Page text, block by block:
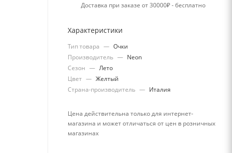
Доставка при заказе от 30000₽ - бесплатно
Характеристики
Тип товара — Очки
Производитель — Neon
Сезон — Лето
Цвет — Желтый
Страна-производитель — Италия
Цена действительна только для интернет-
магазина и может отличаться от цен в розничных
магазинах